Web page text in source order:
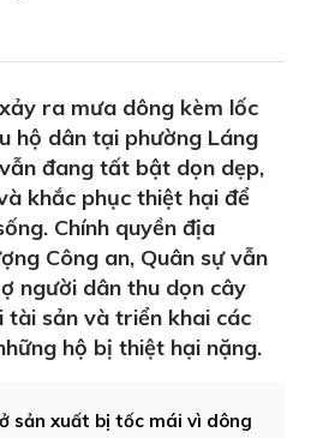
ra mưa dông kèm lốc
hộ dân tại phường Láng
đang tất bật dọn dẹp,
khắc phục thiệt hại để
Chính quyền địa
Công an, Quân sự vẫn
người dân thu dọn cây
tài sản và triển khai các
hộ bị thiệt hại nặng.
sản xuất bị tốc mái vì dông